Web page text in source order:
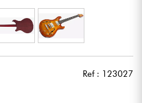
Ref : 123027